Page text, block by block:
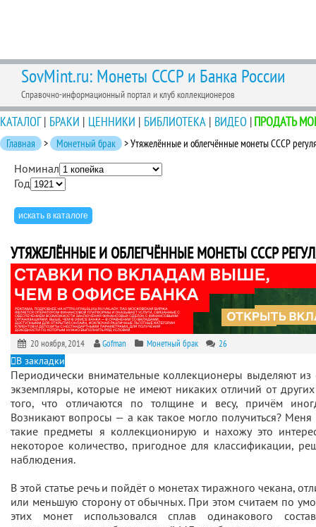
SovMint.ru: Монеты СССР и Банка России
Справочно-информационный портал и клуб коллекционеров
КАТАЛОГ| БРАКИ | ЦЕННИКИ | БИБЛИОТЕКА | ВИДЕО |ПРОДАТЬ
Главная > Монетный брак > Утяжелённые и облегчённые монеты СССР
Номинал
Год
УТЯЖЕЛЁННЫЕ И ОБЛЕГЧЁННЫЕ МОНЕТЫ СССР
20 ноября, 2014 Gofman Монетный брак 26
В закладки
Периодически внимательные коллекционеры выделяют
экземпляры, которые не имеют никаких отличий от
того, что отличаются по толщине и весу, причём
Возникают вопросы — а как такое могло получиться? Меня
такие предметы я коллекционирую и нахожу это
некоторое количество, пригодное для классификации,
наблюдения.
В этой статье речь и пойдёт о монетах тиражного чекана,
или меньшую сторону от обычных. При этом считаем по
этих монет использовался сплав одинакового